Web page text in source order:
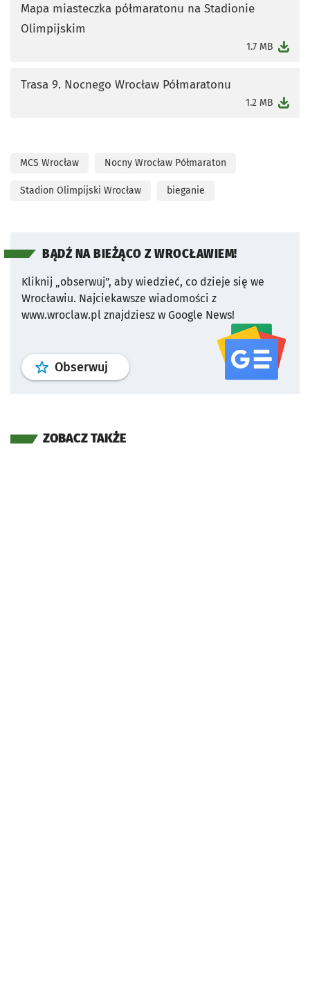
Mapa miasteczka półmaratonu na Stadionie
Olimpijskim
1.7 MB
otworzy się w nowej karcie
Trasa 9. Nocnego Wrocław Półmaratonu
1.2 MB
MCS Wrocław Nocny Wrocław Półmaraton
Stadion Olimpijski Wrocław bieganie
BĄDŹ NA BIEŻĄCO Z WROCŁAWIEM!
Kliknij „obserwuj”, aby wiedzieć, co dzieje się we
Wrocławiu. Najciekawsze wiadomości z
www.wroclaw.pl znajdziesz w Google News!
Obserwuj profil serwisu
ZOBACZ TAKŻE